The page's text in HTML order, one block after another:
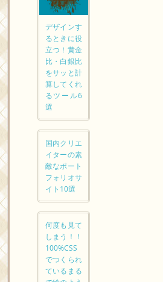
デザインす
るときに役
立つ！黄金
比・白銀比
をサッと計
算してくれ
るツール6
選
国内クリエ
イターの素
敵なポート
フォリオサ
イト10選
何度も見て
しまう！！
100%CSS
でつくられ
ているまる